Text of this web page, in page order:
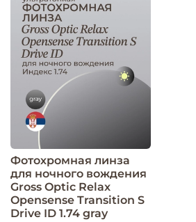
Фотохромная линза
для ночного вождения
Gross Optic Relax
Opensense Transition S
Drive ID 1.74 gray